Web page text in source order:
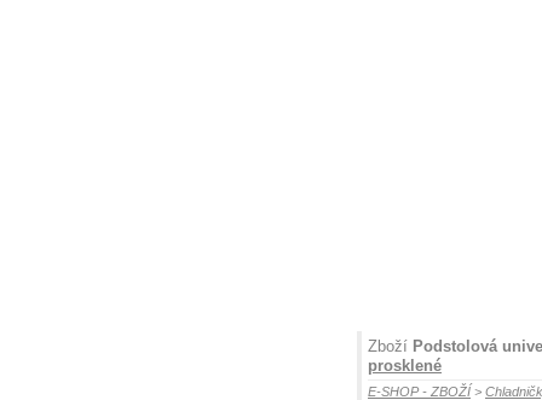
Zboží Podstolová
prosklené
E-SHOP - ZBOŽÍ >